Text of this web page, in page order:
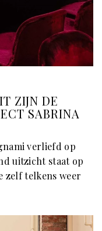
ZIJN DE
SABRINA
verliefd op
uitzicht staat op
zelf telkens weer